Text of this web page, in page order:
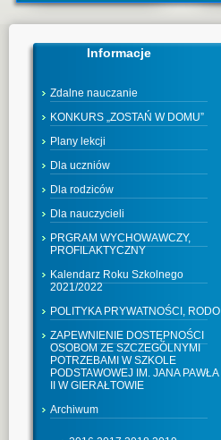
Informacje
Zdalne nauczanie
KONKURS „ZOSTAŃ W DOMU”
Plany lekcji
Dla uczniów
Dla rodziców
Dla nauczycieli
PRGRAM WYCHOWAWCZY,
PROFILAKTYCZNY
Kalendarz Roku Szkolnego
2021/2022
POLITYKA PRYWATNOŚCI, RODO
ZAPEWNIENIE DOSTĘPNOŚCI
OSOBOM ZE SZCZEGÓLNYMI
POTRZEBAMI W SZKOLE
PODSTAWOWEJ IM. JANA PAWŁA
II W GIERAŁTOWIE
Archiwum